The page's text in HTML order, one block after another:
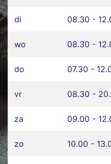
di 08.30 -
wo 08.30 -
do 07.30 -
vr 08.30 -
za 09.00 -
zo 10.00 -